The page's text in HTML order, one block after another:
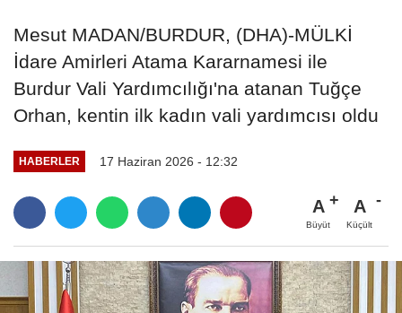
Mesut MADAN/BURDUR, (DHA)-MÜLKİ
İdare Amirleri Atama Kararnamesi ile
Burdur Vali Yardımcılığı'na atanan Tuğçe
Orhan, kentin ilk kadın vali yardımcısı oldu
HABERLER 17 Haziran 2026 - 12:32
A
Büyüt
A
Küçült